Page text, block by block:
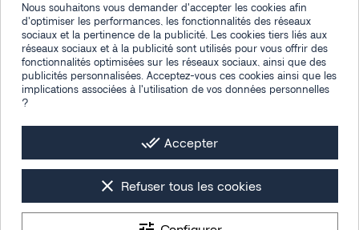
Suivi de commande
Connexion
Créez votre compte
Des questions
Contactez-nous
Facebook
Instagram
LinkedIn
Nous souhaitons vous demander d'accepter les cookies afin
d'optimiser les performances, les fonctionnalités des réseaux
sociaux et la pertinence de la publicité. Les cookies tiers liés aux
réseaux sociaux et à la publicité sont utilisés pour vous offrir des
fonctionnalités optimisées sur les réseaux sociaux, ainsi que des
publicités personnalisées. Acceptez-vous ces cookies ainsi que les
implications associées à l'utilisation de vos données personnelles
?
done_all Accepter
clear Refuser tous les cookies